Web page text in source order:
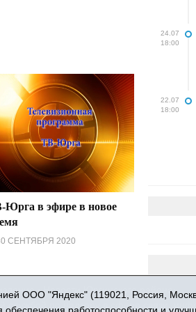
Юрга в эфире в новое
СЕНТЯБРЯ 2020
24.07
18:00
22.07
18:00
«Новости Юргинского района»
по надзору в сфере связи,
ООО "Яндекс" (119021, Россия,